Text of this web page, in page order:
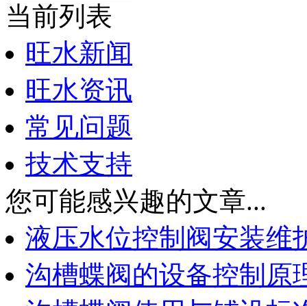
当前列表
旺水新闻
旺水资讯
常见问题
技术支持
您可能感兴趣的文章...
液压水位控制阀安装维
沟槽蝶阀的设备控制原